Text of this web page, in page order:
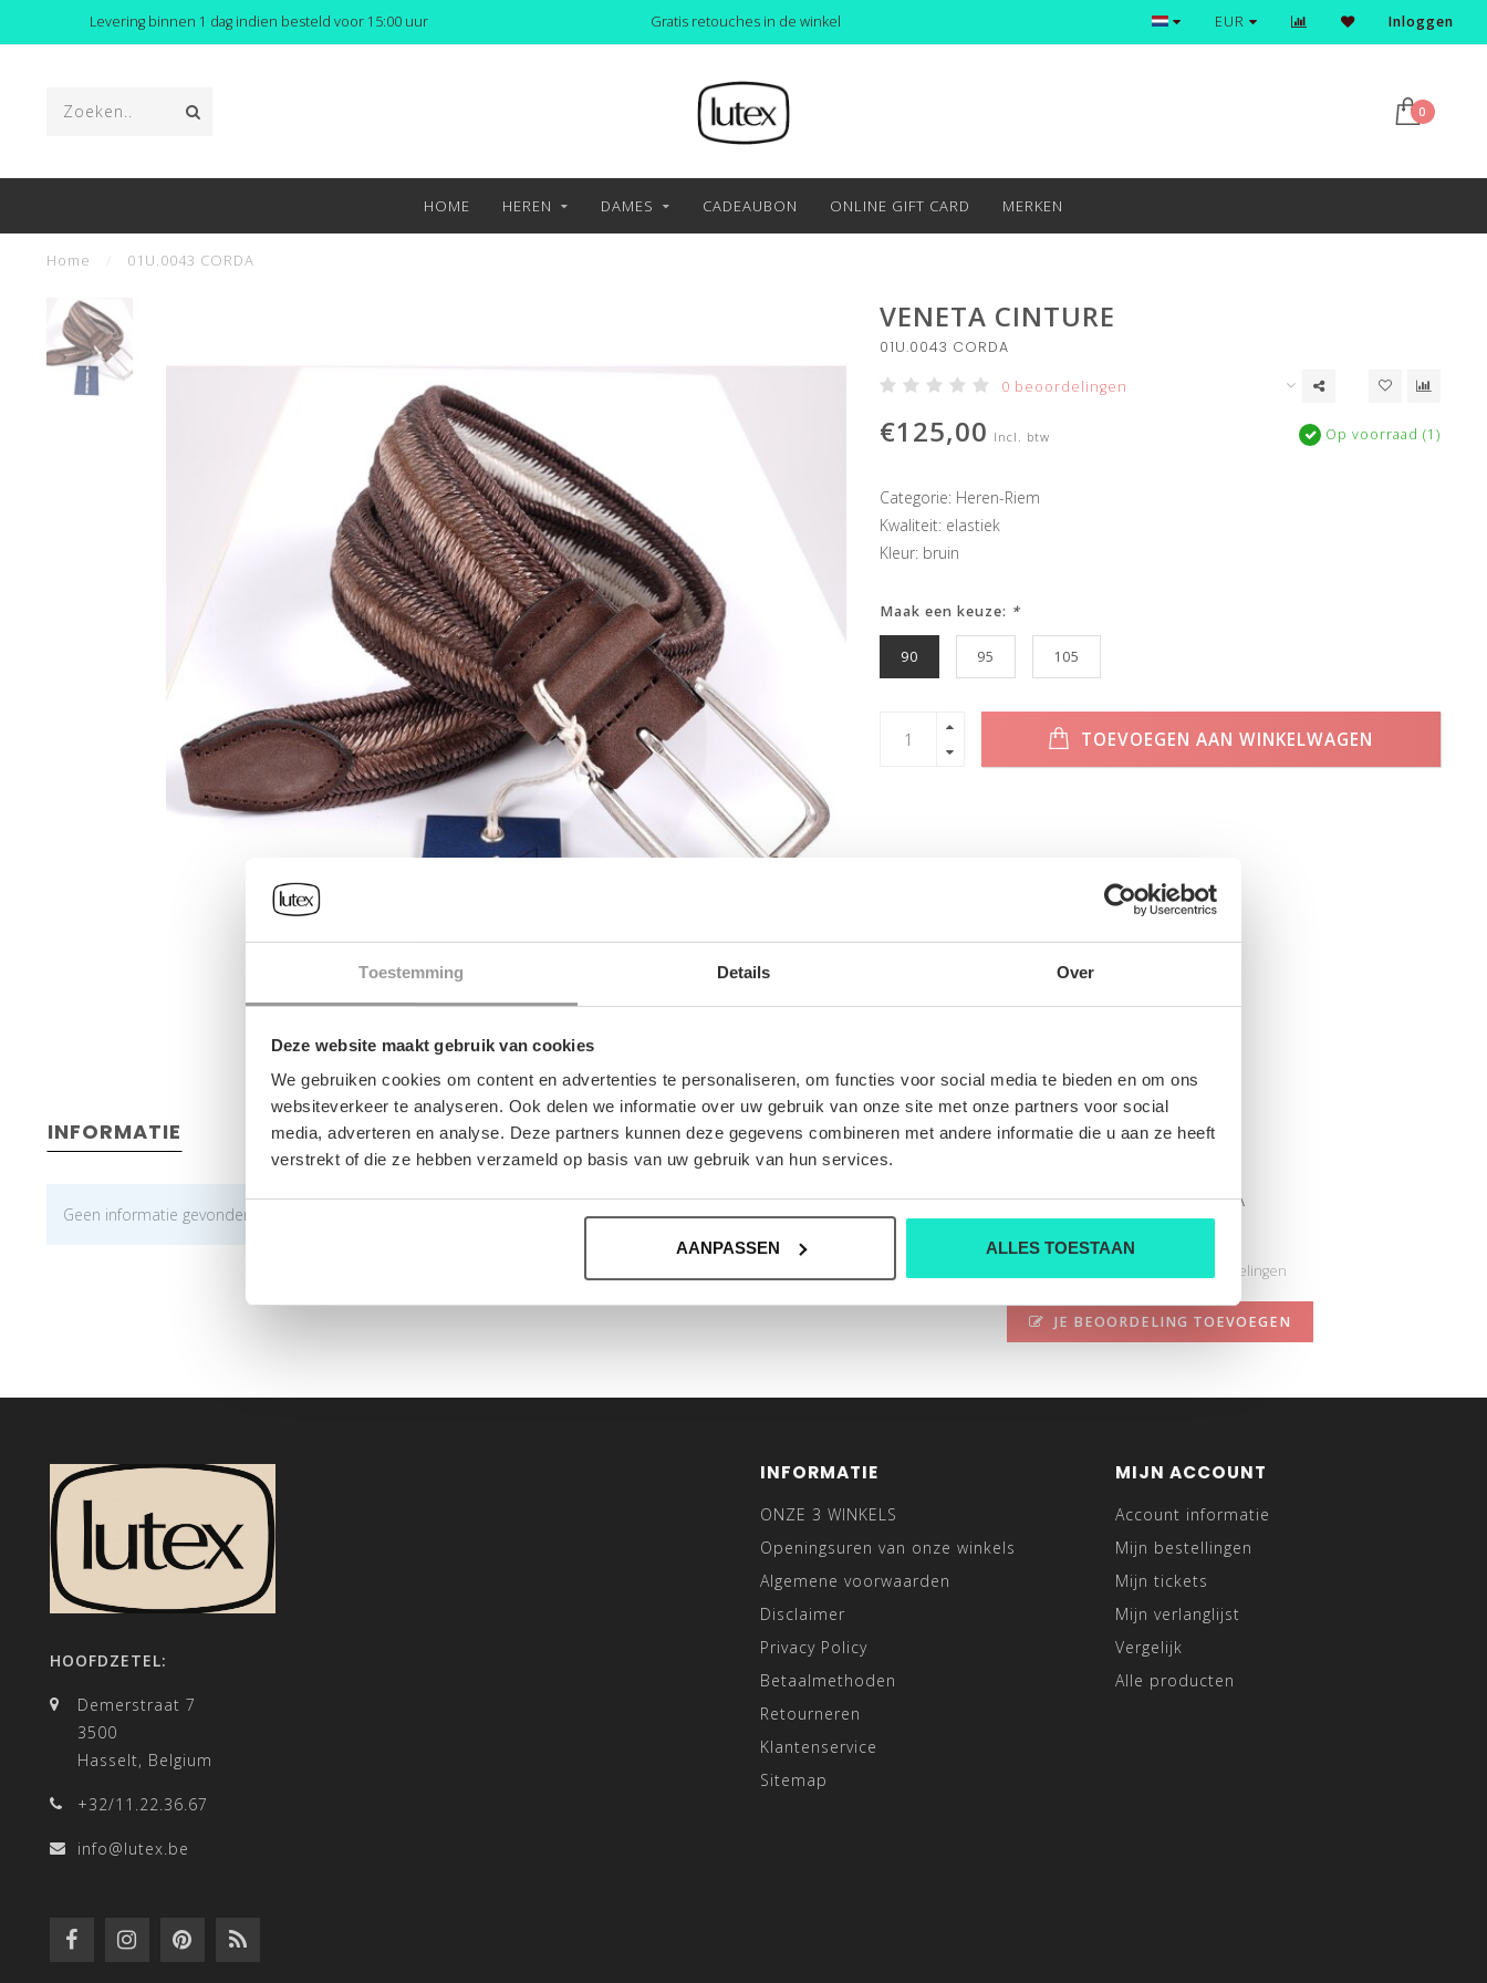
Toestemming Details Over
Deze website maakt gebruik van cookies
We gebruiken cookies om content en advertenties te personaliseren, om functies voor social media te bieden en om ons
websiteverkeer te analyseren. Ook delen we informatie over uw gebruik van onze site met onze partners voor social
media, adverteren en analyse. Deze partners kunnen deze gegevens combineren met andere informatie die u aan ze heeft
verstrekt of die ze hebben verzameld op basis van uw gebruik van hun services.
AANPASSEN ALLES TOESTAAN
Levering binnen 1 dag indien besteld voor 15:00 uur Gratis retouches in de winkel Ontdek en shop de nieuwste trends
EUR Inloggen
0
HOME HEREN DAMES CADEAUBON ONLINE GIFT CARD MERKEN
Home 01U.0043 CORDA
VENETA CINTURE
01U.0043 CORDA
0 beoordelingen
€125,00 Incl. btw Op voorraad (1)
Categorie: Heren-Riem
Kwaliteit: elastiek
Kleur: bruin
Maak een keuze: *
90 95 105
TOEVOEGEN AAN WINKELWAGEN
INFORMATIE
Geen informatie gevonden
01U.0043 CORDA
Nog niet gewaardeerd
0 sterren op basis van 0 beoordelingen
JE BEOORDELING TOEVOEGEN
HOOFDZETEL:
Demerstraat 7
3500
Hasselt, Belgium
+32/11.22.36.67
info@lutex.be
INFORMATIE
ONZE 3 WINKELS
Openingsuren van onze winkels
Algemene voorwaarden
Disclaimer
Privacy Policy
Betaalmethoden
Retourneren
Klantenservice
Sitemap
MIJN ACCOUNT
Account informatie
Mijn bestellingen
Mijn tickets
Mijn verlanglijst
Vergelijk
Alle producten